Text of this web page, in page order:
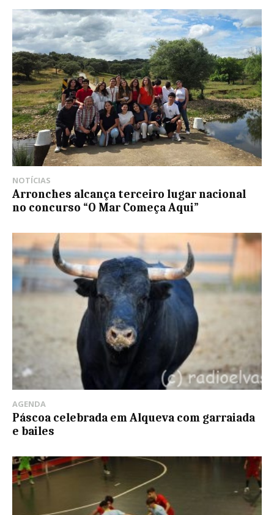
NOTÍCIAS
Arronches alcança terceiro lugar nacional
no concurso “O Mar Começa Aqui”
AGENDA
Páscoa celebrada em Alqueva com garraiada
e bailes